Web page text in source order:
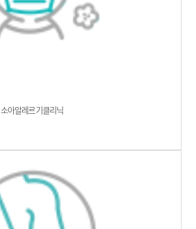
소아알레르기클리닉